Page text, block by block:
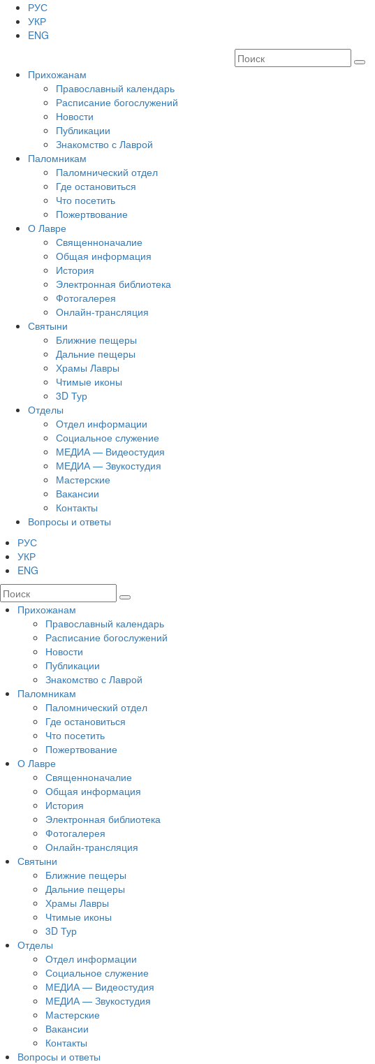
РУС
УКР
ENG
Прихожанам
Православный календарь
Расписание богослужений
Новости
Публикации
Знакомство с Лаврой
Паломникам
Паломнический отдел
Где остановиться
Что посетить
Пожертвование
О Лавре
Священноначалие
Общая информация
История
Электронная библиотека
Фотогалерея
Онлайн-трансляция
Святыни
Ближние пещеры
Дальние пещеры
Храмы Лавры
Чтимые иконы
3D Тур
Отделы
Отдел информации
Социальное служение
МЕДИА — Видеостудия
МЕДИА — Звукостудия
Мастерские
Вакансии
Контакты
Вопросы и ответы
РУС
УКР
ENG
Прихожанам
Православный календарь
Расписание богослужений
Новости
Публикации
Знакомство с Лаврой
Паломникам
Паломнический отдел
Где остановиться
Что посетить
Пожертвование
О Лавре
Священноначалие
Общая информация
История
Электронная библиотека
Фотогалерея
Онлайн-трансляция
Святыни
Ближние пещеры
Дальние пещеры
Храмы Лавры
Чтимые иконы
3D Тур
Отделы
Отдел информации
Социальное служение
МЕДИА — Видеостудия
МЕДИА — Звукостудия
Мастерские
Вакансии
Контакты
Вопросы и ответы